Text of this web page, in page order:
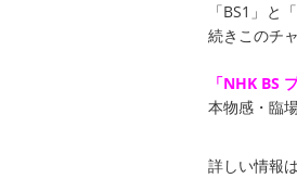
「BS1」と
続きこのチ
「NHK BS
本物感・臨
詳しい情報